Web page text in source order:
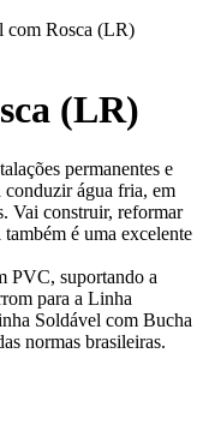
com Rosca (LR)
(LR)
permanentes e
conduzir água fria, em
Vai construir, reformar
é uma excelente
PVC, suportando a
para a Linha
Soldável com Bucha
normas brasileiras.